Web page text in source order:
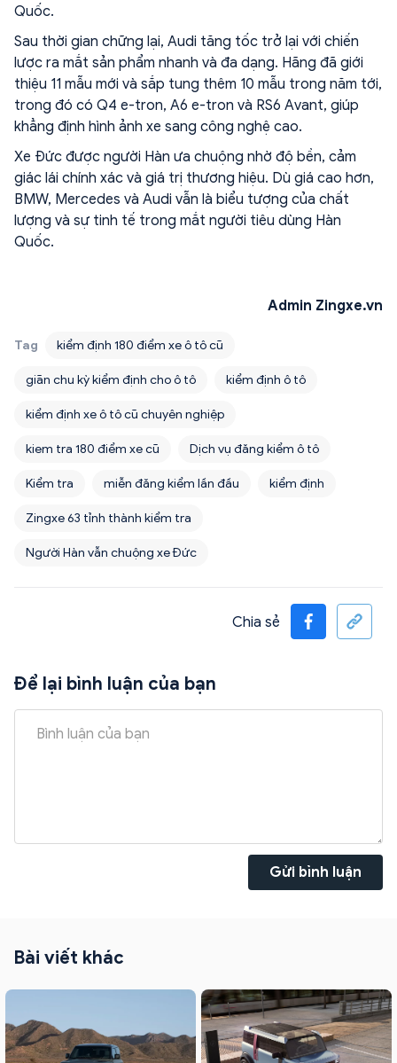
Quốc.
Sau thời gian chững lại, Audi tăng tốc trở lại với chiến
lược ra mắt sản phẩm nhanh và đa dạng. Hãng đã giới
thiệu 11 mẫu mới và sắp tung thêm 10 mẫu trong năm tới,
trong đó có Q4 e-tron, A6 e-tron và RS6 Avant, giúp
khẳng định hình ảnh xe sang công nghệ cao.
Xe Đức được người Hàn ưa chuộng nhờ độ bền, cảm
giác lái chính xác và giá trị thương hiệu. Dù giá cao hơn,
BMW, Mercedes và Audi vẫn là biểu tượng của chất
lượng và sự tinh tế trong mắt người tiêu dùng Hàn
Quốc.
Admin Zingxe.vn
Tag kiểm định 180 điểm xe ô tô cũ
giãn chu kỳ kiểm định cho ô tô kiểm định ô tô
kiểm định xe ô tô cũ chuyên nghiệp
kiem tra 180 điểm xe cũ Dịch vụ đăng kiểm ô tô
Kiểm tra miễn đăng kiểm lần đầu kiểm định
Zingxe 63 tỉnh thành kiểm tra
Người Hàn vẫn chuộng xe Đức
Chia sẻ
Để lại bình luận của bạn
Gửi bình luận
Bài viết khác